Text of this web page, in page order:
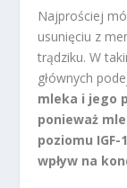
Najprościej
usunięciu z
trądziku. W
głównych
mleka i jego
ponieważ
poziomu
wpływ na